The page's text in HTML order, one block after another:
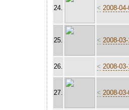
24. < 2008-
25. < 2008-
26. < 2008-
27. < 2008-